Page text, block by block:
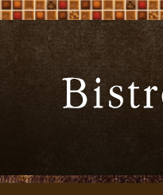
「
ブ」でワイン